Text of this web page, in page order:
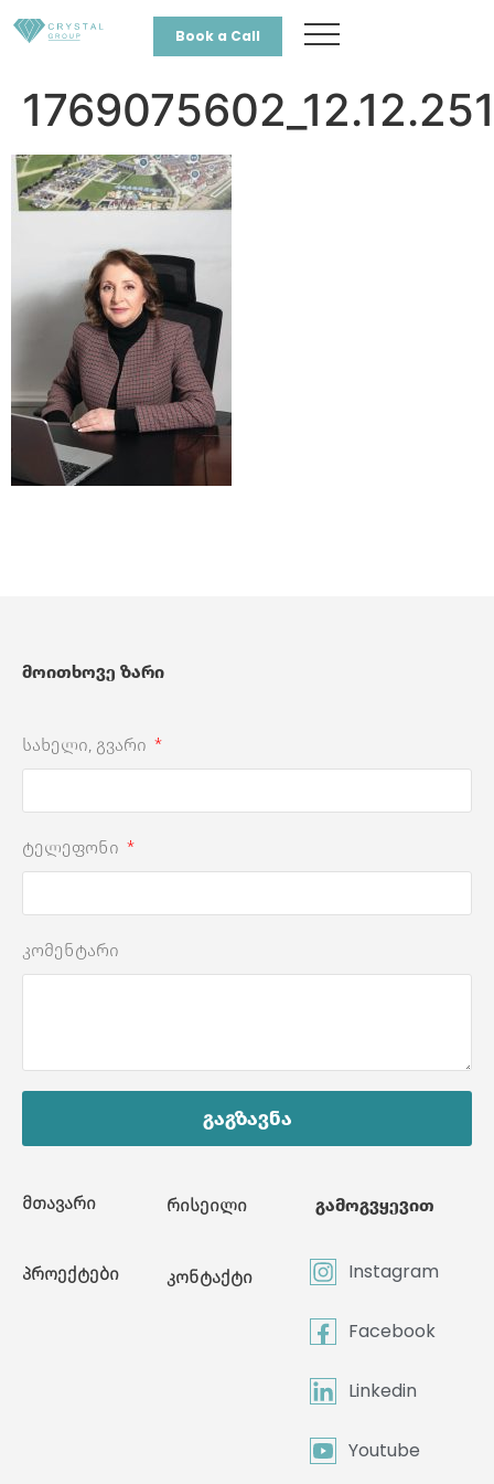
Book a Call
მთავარი
პროექტები
რისეილი
კონტაქტი
გამოგვყევით
Instagram
Facebook
Linkedin
Youtube
მოითხოვე ზარი
სახელი, გვარი
ტელეფონი
კომენტარი
გაგზავნა